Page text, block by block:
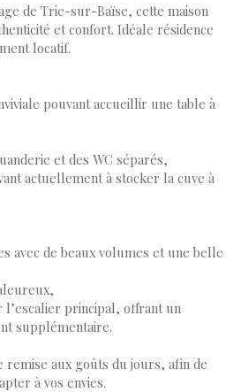
de Trie-sur-Baïse, cette maison
et confort. Idéale résidence
locatif.
pouvant accueillir une table à
et des WC séparés,
actuellement à stocker la cuve à
avec de beaux volumes et une belle
l’escalier principal, offrant un
supplémentaire.
remise aux goûts du jours, afin de
à vos envies.